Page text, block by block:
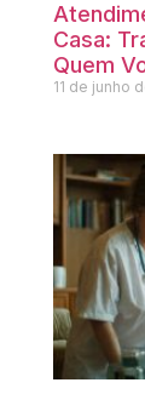
Casa:
Quem
11 de junho